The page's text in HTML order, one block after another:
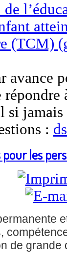
de
(TCM)
avance
si
:
pour les
de grande